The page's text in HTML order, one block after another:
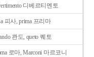
디베르티멘토
피사, prima 프리마
콴도, queto 퀘토
로마, Marconi 마르코니